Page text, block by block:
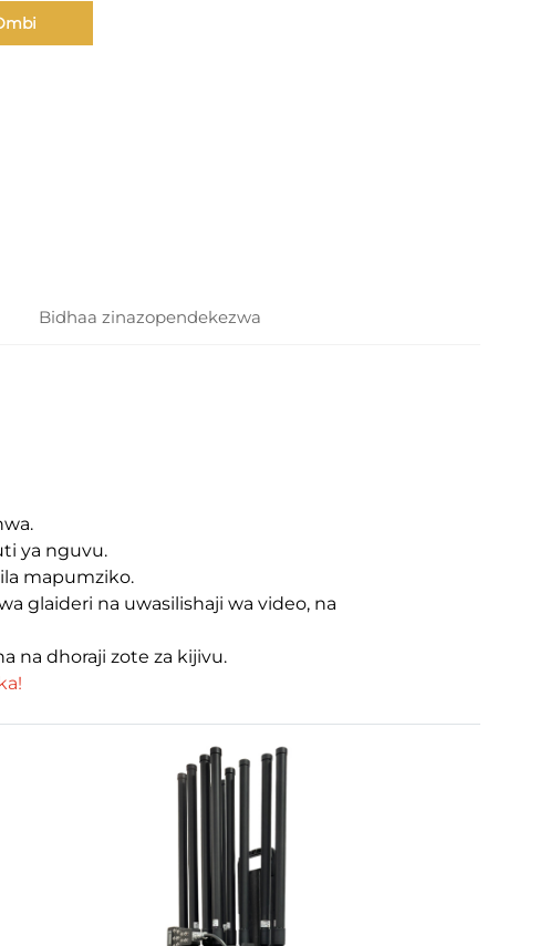
Bidhaa zinazopendekezwa
ya nguvu.
mapumziko.
glaideri na uwasilishaji wa video, na
na dhoraji zote za kijivu.